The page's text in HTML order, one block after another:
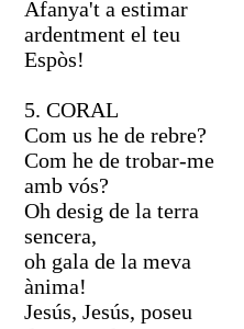
Afanya't a estimar
ardentment el teu
Espòs!
5. CORAL
Com us he de rebre?
Com he de trobar-me
amb vós?
Oh desig de la terra
sencera,
oh gala de la meva
ànima!
Jesús, Jesús, poseu